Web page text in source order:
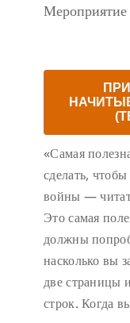
Мероприятие
«Самая
сделать,
войны —
Это самая
должны
насколько вы
две страницы
строк. Когда